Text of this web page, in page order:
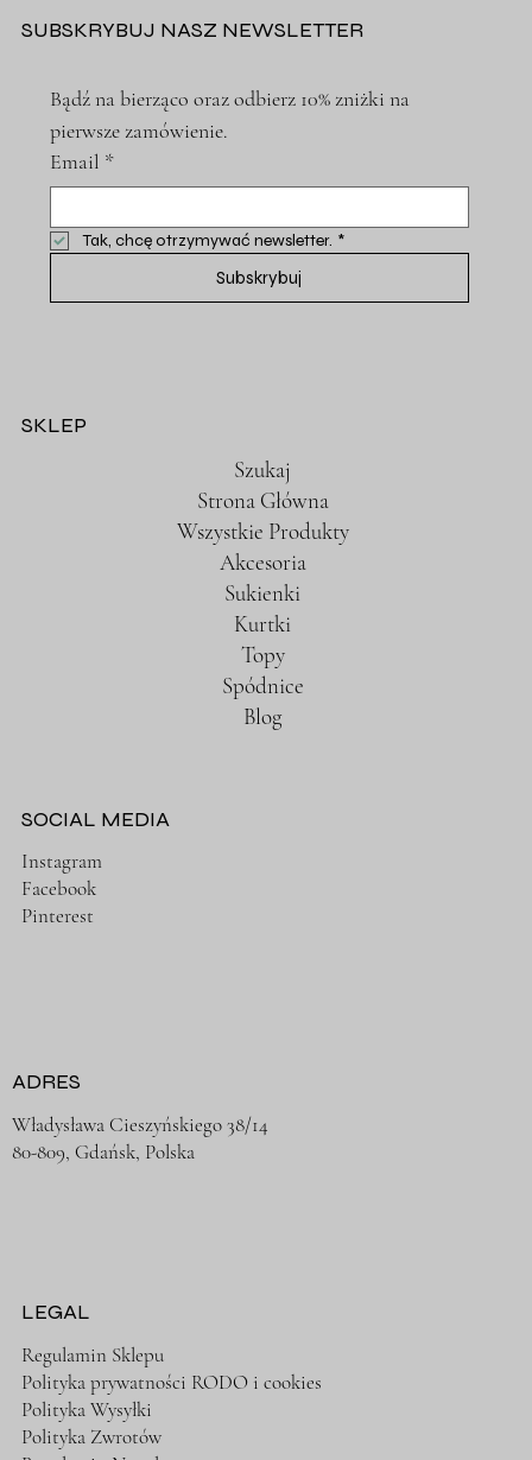
SUBSKRYBUJ NASZ NEWSLETTER
Bądź na bierząco oraz odbierz 10% zniżki na
pierwsze zamówienie.
Email *
Tak, chcę otrzymywać newsletter. *
Subskrybuj
SKLEP
Szukaj
Strona Główna
Wszystkie Produkty
Akcesoria
Sukienki
Kurtki
Topy
Spódnice
Blog
LEGAL
Regulamin Sklepu
Polityka prywatności RODO i cookies
Polityka Wysyłki
Polityka Zwrotów
ADRES
Władysława Cieszyńskiego 38/14
80-809, Gdańsk, Polska
SOCIAL MEDIA
Instagram
Facebook
Pinterest